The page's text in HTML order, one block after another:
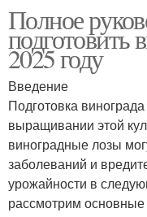
Полное
подготовить
2025 году
Введение
Подготовка
выращивании этой
виноградные лозы
заболеваний и
урожайности в
рассмотрим